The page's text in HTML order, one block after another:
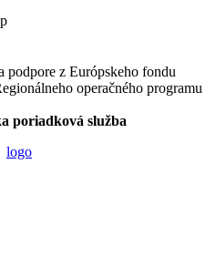
z Európskeho fondu
operačného programu
poriadková služba